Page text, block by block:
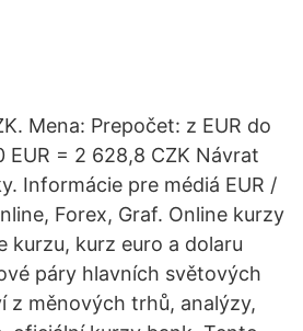
Mena: Prepočet: z EUR do
EUR = 2 628,8 CZK Návrat
Informácie pre médiá EUR /
Forex, Graf. Online kurzy
kurzu, kurz euro a dolaru
páry hlavních světových
z měnových trhů, analýzy,